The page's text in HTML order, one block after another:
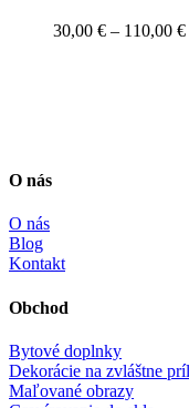
30,00 € – 110,00 €
O nás
O nás
Blog
Kontakt
Obchod
Bytové doplnky
Dekorácie na zvláštne
Maľované obrazy